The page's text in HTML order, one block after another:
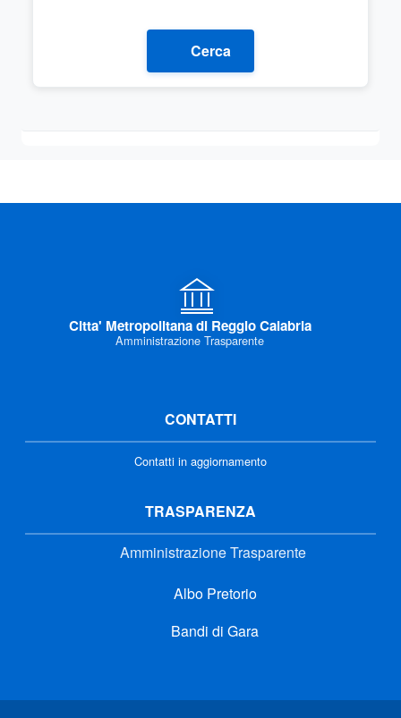
Cerca
Citta' Metropolitana di Reggio Calabria
Amministrazione Trasparente
CONTATTI
Contatti in aggiornamento
TRASPARENZA
Amministrazione Trasparente
Albo Pretorio
Bandi di Gara